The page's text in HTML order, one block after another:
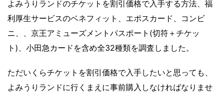
よみうりランドのチケットを割引価格で入手する方法、福
利厚生サービスのベネフィット、エポスカード、コンビ
ニ、、京王アミューズメントパスポート(切符＋チケッ
ト)、小田急カードを含め全32種類を調査しました 。
ただいくらチケットを割引価格で入手したいと思っても、
よみうりランドに行くまえに事前購入しなければなりませ